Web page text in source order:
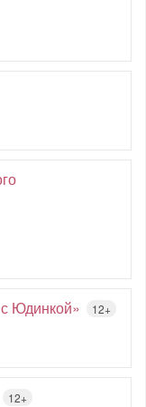
Юдинкой» 12+
12+